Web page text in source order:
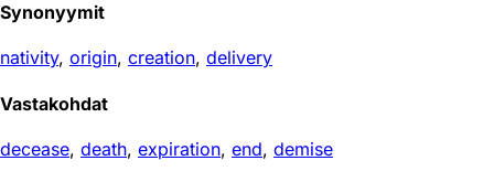
Synonyymit
nativity, origin, creation, delivery
Vastakohdat
decease, death, expiration, end, demise